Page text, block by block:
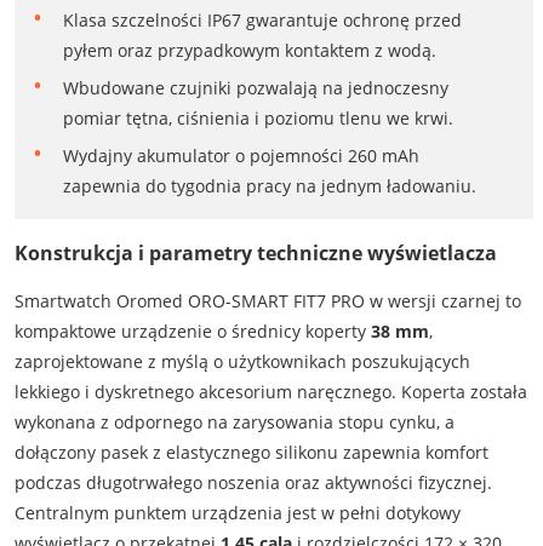
Klasa szczelności IP67 gwarantuje ochronę przed
pyłem oraz przypadkowym kontaktem z wodą.
Wbudowane czujniki pozwalają na jednoczesny
pomiar tętna, ciśnienia i poziomu tlenu we krwi.
Wydajny akumulator o pojemności 260 mAh
zapewnia do tygodnia pracy na jednym ładowaniu.
Konstrukcja i parametry techniczne wyświetlacza
Smartwatch Oromed ORO-SMART FIT7 PRO w wersji czarnej to
kompaktowe urządzenie o średnicy koperty 38 mm,
zaprojektowane z myślą o użytkownikach poszukujących
lekkiego i dyskretnego akcesorium naręcznego. Koperta została
wykonana z odpornego na zarysowania stopu cynku, a
dołączony pasek z elastycznego silikonu zapewnia komfort
podczas długotrwałego noszenia oraz aktywności fizycznej.
Centralnym punktem urządzenia jest w pełni dotykowy